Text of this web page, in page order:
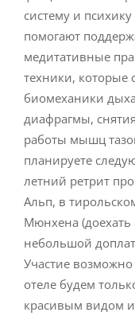
систему и психику
помогают
медитативные
техники, которые
биомеханики
диафрагмы,
работы мышц
планируете
летний ретрит
Альп, в
Мюнхена (доехать
небольшой
Участие
отеле будем
красивым видом